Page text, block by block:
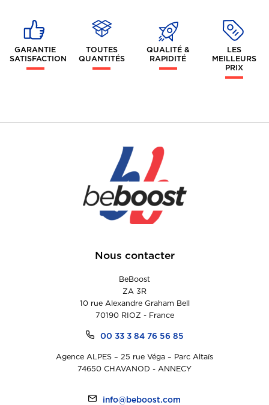
GARANTIE
SATISFACTION
TOUTES
QUANTITÉS
QUALITÉ &
RAPIDITÉ
LES
MEILLEURS
PRIX
Nous contacter
BeBoost
ZA 3R
10 rue Alexandre Graham Bell
70190 RIOZ - France
00 33 3 84 76 56 85
Agence ALPES – 25 rue Véga – Parc Altaïs
74650 CHAVANOD - ANNECY
info@beboost.com